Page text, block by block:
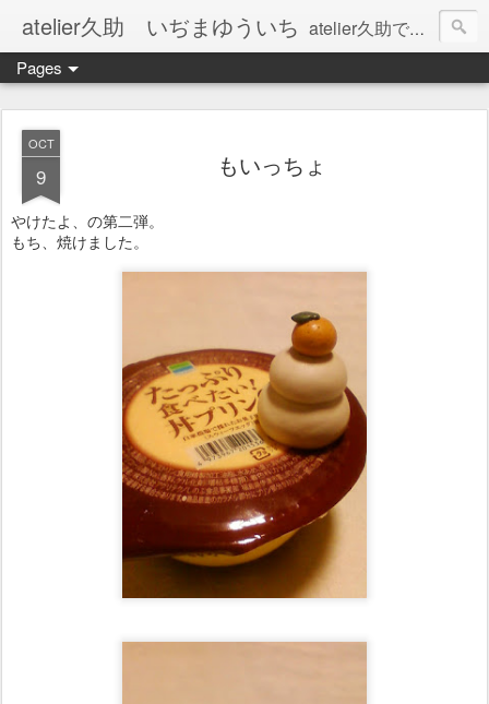
atelier久助 いぢまゆういち atelier久助では土と火から暖かなモノたちを生み出しています。 ご覧になられた方が和んで頂ければ幸いです。
Pages
OCT
9 もいっちょ
やけたよ、の第二弾。
もち、焼けました。